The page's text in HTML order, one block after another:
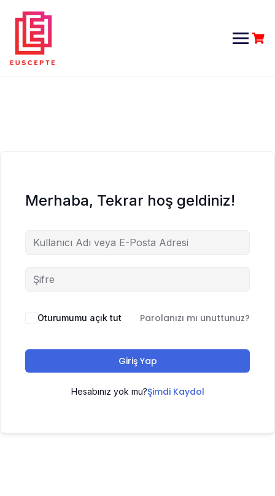
content
Merhaba, Tekrar hoş geldiniz!
Oturumumu açık tut Parolanızı mı unuttunuz?
Giriş Yap
Hesabınız yok mu?Şimdi Kaydol